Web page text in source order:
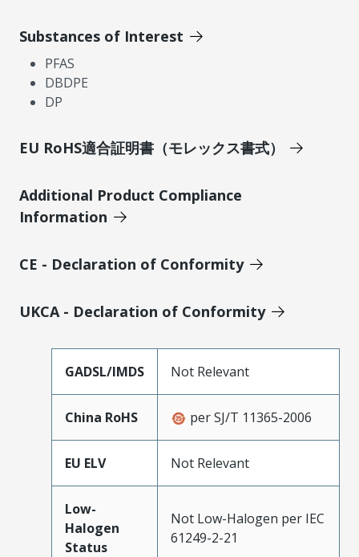
Substances of Interest
PFAS
DBDPE
DP
EU RoHS適合証明書（モレックス書式）
Additional Product Compliance
Information
CE - Declaration of Conformity
UKCA - Declaration of Conformity
GADSL/IMDS Not Relevant
China RoHS per SJ/T 11365-2006
EU ELV Not Relevant
Low-
Halogen
Status
Not Low-Halogen per IEC
61249-2-21